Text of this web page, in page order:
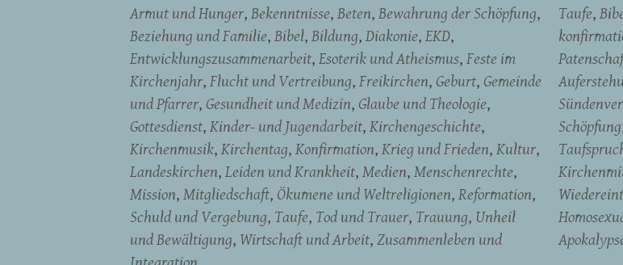
Armut und Hunger Bekenntnisse Beten Bewahrung der Schöpfung
Beziehung und Familie Bibel Bildung Diakonie EKD
Entwicklungszusammenarbeit Esoterik und Atheismus Feste im
Kirchenjahr Flucht und Vertreibung Freikirchen Geburt Gemeinde
und Pfarrer Gesundheit und Medizin Glaube und Theologie
Gottesdienst Kinder- und Jugendarbeit Kirchengeschichte
Kirchenmusik Kirchentag Konfirmation Krieg und Frieden Kultur
Landeskirchen Leiden und Krankheit Medien Menschenrechte
Mission Mitgliedschaft Ökumene und Weltreligionen Reformation
Schuld und Vergebung Taufe Tod und Trauer Trauung Unheil
und Bewältigung Wirtschaft und Arbeit Zusammenleben und
Taufe
Schöpfung